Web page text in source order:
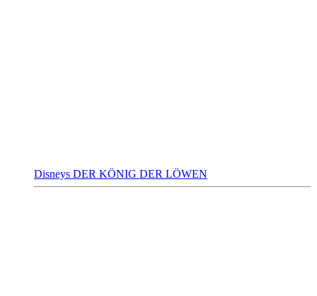
Disneys DER KÖNIG DER LÖWEN